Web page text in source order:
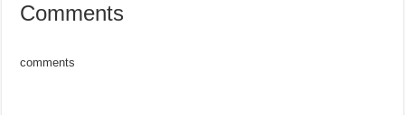
Comments
comments